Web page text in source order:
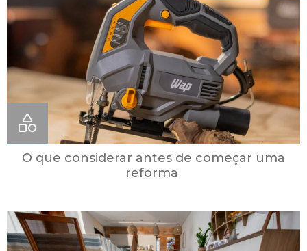
O que considerar antes de começar uma
reforma